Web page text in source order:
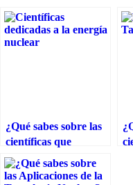
¿Qué sabes sobre las
científicas que
dedicaron su vida a la
energía nuclear?